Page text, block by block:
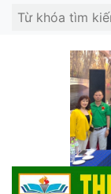
Search